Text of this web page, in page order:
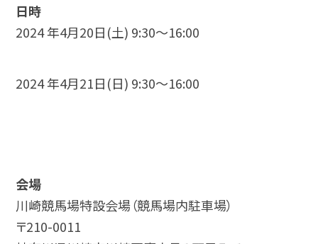
日時
2024 年4月20日(土) 9:30～16:00
2024 年4月21日(日) 9:30～16:00
会場
川崎競馬場特設会場（競馬場内駐車場）
〒210-0011